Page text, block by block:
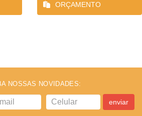
ORÇAMENTO
NOSSAS NOVIDADES:
enviar